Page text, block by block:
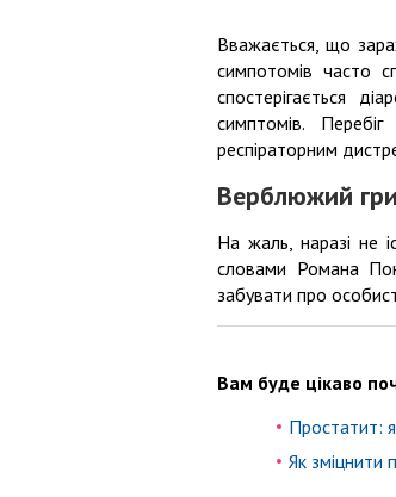
Вважається, що
симпотомів часто
спостерігається
симптомів.
респіраторним
Верблюжий
На жаль, наразі не
словами Романа
забувати про
Вам буде цікаво
Простатит:
Як зміцнити